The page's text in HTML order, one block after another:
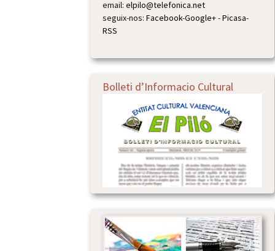
email: elpilo@telefonica.net
seguix-nos: Facebook-Google+-Picasa-
RSS
Bolleti d’Informacio Cultural